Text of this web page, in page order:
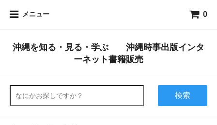
メニュー 0
沖縄を知る・見る・学ぶ 沖縄時事出版インタ
ーネット書籍販売
検索